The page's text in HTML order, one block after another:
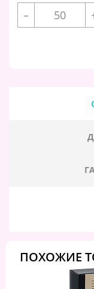
–
ПОХОЖИЕ